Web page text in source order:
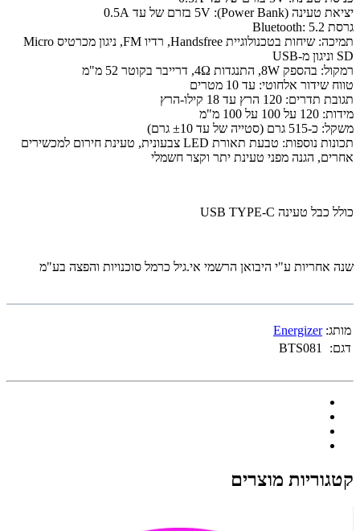
יציאת טעינה (Power Bank): 5V בזרם של עד 0.5A
גרסת Bluetooth: 5.2
תמיכה: שיחות בטכנולוגיית Handsfree, רדיו FM, ניגון מכרטיס Micro
SD וניגון מ-USB
רמקול: בהספק 8W, התנגדות 4Ω, דרייבר בקוטר 52 מ"מ
טווח שידור אלחוטי: עד 10 מטרים
תגובת תדרים: 120 הרץ עד 18 קילו-הרץ
מידות: 120 על 100 על 100 מ"מ
משקל: כ-515 גרם (סטייה של עד ±10 גרם)
תכונות נוספות: טבעת תאורת LED צבעונית, טעינת חירום למכשירים
אחרים, הגנה מפני טעינת יתר וקצר חשמלי
כולל כבל טעינה USB TYPE-C
שנה אחריות ע"י היבואן הרשמי אי.גיל כרמל סוכנויות והפצה בע"מ
מותג: Energizer
דגם:
BTS081
קטגוריות מוצרים